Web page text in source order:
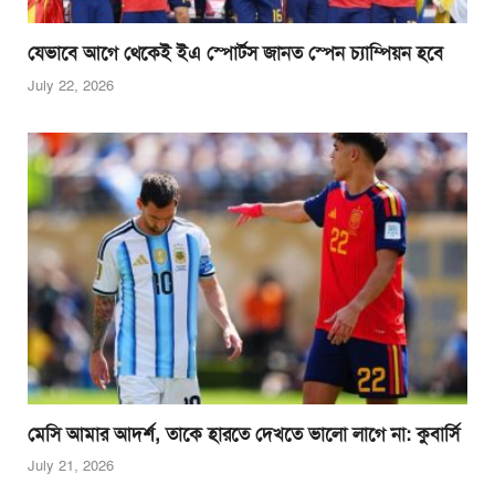
যেভাবে আগে থেকেই ইএ স্পোর্টস জানত স্পেন চ্যাম্পিয়ন হবে
July 22, 2026
মেসি আমার আদর্শ, তাকে হারতে দেখতে ভালো লাগে না: কুবার্সি
July 21, 2026